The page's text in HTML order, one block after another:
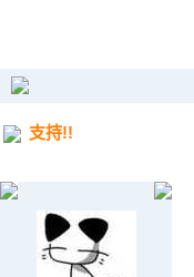
支持!!